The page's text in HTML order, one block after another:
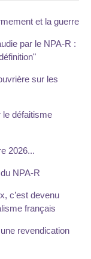
et la guerre
par le NPA-R :
sur les
le défaitisme
2026...
NPA-R
c’est devenu
français
revendication